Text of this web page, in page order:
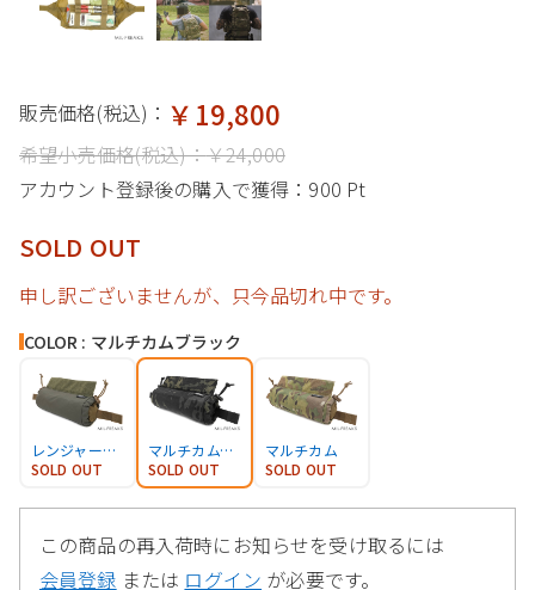
販売価格(税込)： ￥19,800
希望小売価格(税込)：￥24,000
アカウント登録後の購入で獲得： 900 Pt
SOLD OUT
申し訳ございませんが、只今品切れ中です。
COLOR : マルチカムブラック
レンジャーグリーン
SOLD OUT
マルチカムブラック
SOLD OUT
マルチカム
SOLD OUT
この商品の再入荷時にお知らせを受け取るには
会員登録 または ログイン が必要です。